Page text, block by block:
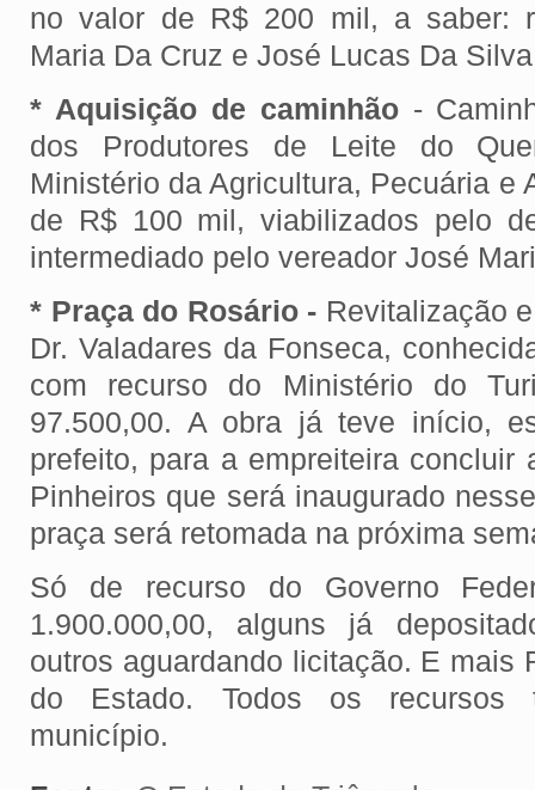
no valor de R$ 200 mil, a saber:
Maria Da Cruz e José Lucas Da
* Aquisição de caminhão -
dos Produtores de Leite do
Ministério da Agricultura, Pecuária e
de R$ 100 mil, viabilizados pelo
intermediado pelo vereador José
* Praça do Rosário - Revitalização
Dr. Valadares da Fonseca,
com recurso do Ministério do
97.500,00. A obra já teve início,
prefeito, para a empreiteira concluir
Pinheiros que será inaugurado
praça será retomada na próxima
Só de recurso do Governo
1.900.000,00, alguns já
outros aguardando licitação. E mais
do Estado. Todos os recursos
município.